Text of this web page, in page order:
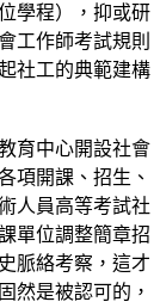
學程），抑或研
工作師考試規則
社工的典範建構
育中心開設社會
項開課、招生、
人員高等考試社
單位調整簡章招
脈絡考察，這才
然是被認可的，